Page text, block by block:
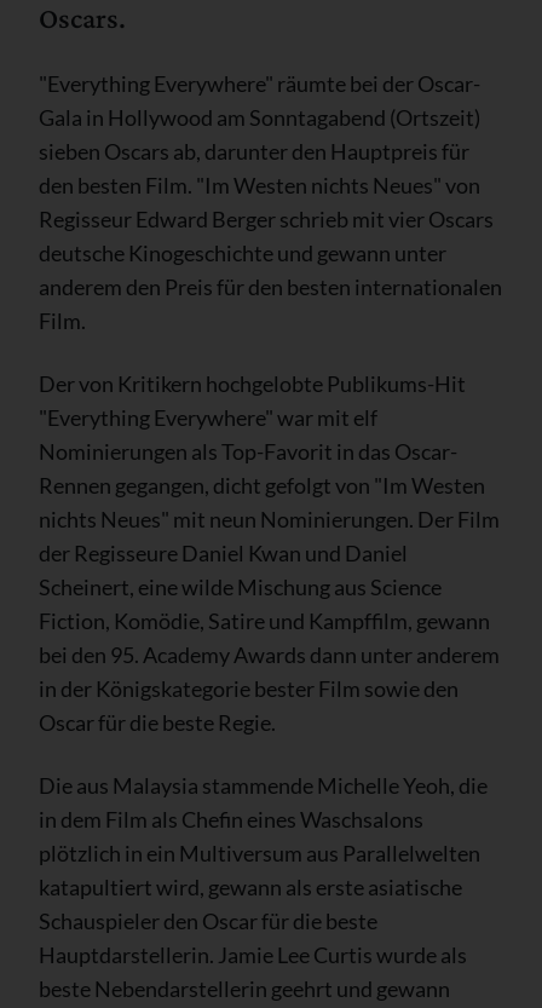
Oscars.
"Everything Everywhere" räumte bei der Oscar-
Gala in Hollywood am Sonntagabend (Ortszeit)
sieben Oscars ab, darunter den Hauptpreis für
den besten Film. "Im Westen nichts Neues" von
Regisseur Edward Berger schrieb mit vier Oscars
deutsche Kinogeschichte und gewann unter
anderem den Preis für den besten internationalen
Film.
Der von Kritikern hochgelobte Publikums-Hit
"Everything Everywhere" war mit elf
Nominierungen als Top-Favorit in das Oscar-
Rennen gegangen, dicht gefolgt von "Im Westen
nichts Neues" mit neun Nominierungen. Der Film
der Regisseure Daniel Kwan und Daniel
Scheinert, eine wilde Mischung aus Science
Fiction, Komödie, Satire und Kampffilm, gewann
bei den 95. Academy Awards dann unter anderem
in der Königskategorie bester Film sowie den
Oscar für die beste Regie.
Die aus Malaysia stammende Michelle Yeoh, die
in dem Film als Chefin eines Waschsalons
plötzlich in ein Multiversum aus Parallelwelten
katapultiert wird, gewann als erste asiatische
Schauspieler den Oscar für die beste
Hauptdarstellerin. Jamie Lee Curtis wurde als
beste Nebendarstellerin geehrt und gewann